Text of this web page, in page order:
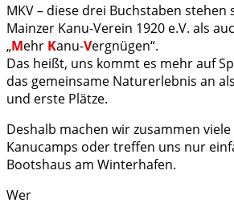
MKV – diese drei Buchstaben stehen
Mainzer Kanu-Verein 1920 e.V. als
„Mehr Kanu-Vergnügen“.
Das heißt, uns kommt es mehr auf
das gemeinsame Naturerlebnis an
und erste Plätze.
Deshalb machen wir zusammen
Kanucamps oder treffen uns nur
Bootshaus am Winterhafen.
Wer